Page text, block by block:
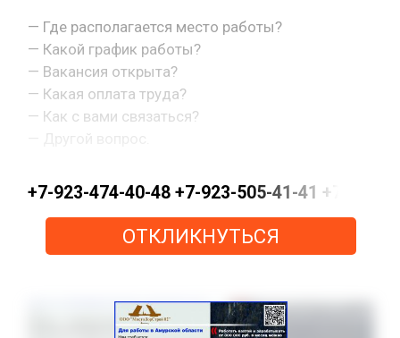
— Где располагается место работы?
— Какой график работы?
— Вакансия открыта?
— Какая оплата труда?
— Как с вами связаться?
+7-923-474-40-48 +7-923-505-41-41 +7-923-
ОТКЛИКНУТЬСЯ